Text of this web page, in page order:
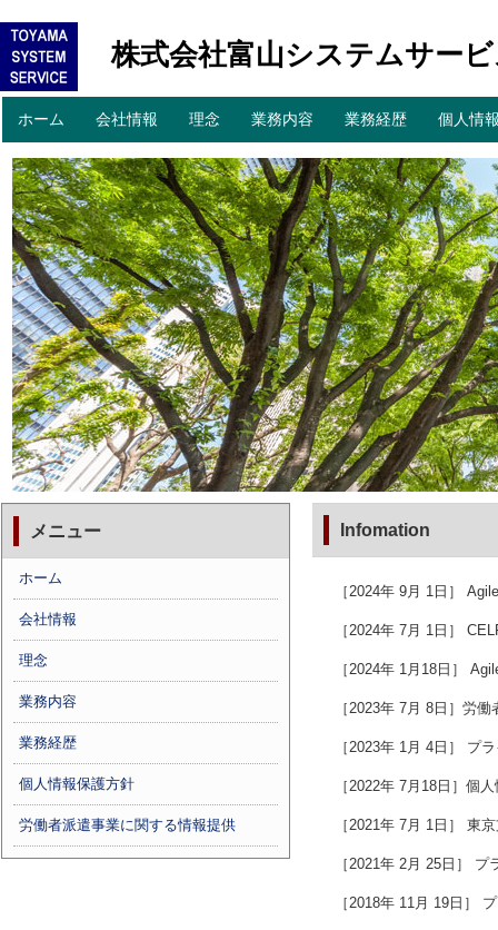
株式会社富山システムサー
メインメニュー
コ
ン
テ
ン
ツ
へ
移
動
ホーム 会社情報 理念 業務内容 業務経歴 個人情
Infomation
［2024年 9月 1日］
［2024年 7月 1日］
［2024年 1月18日］
［2023年 7月 8日］労
［2023年 1月 4日］ プ
［2022年 7月18日］個
［2021年 7月 1日］ 東
［2021年 2月 25日］
［2018年 11月 19日］
メニュー
ホーム
会社情報
理念
業務内容
業務経歴
個人情報保護方針
労働者派遣事業に関する情報提供